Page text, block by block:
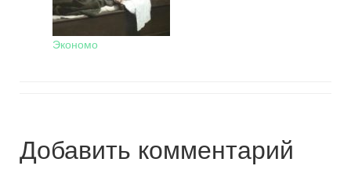
Экономо
Добавить комментарий